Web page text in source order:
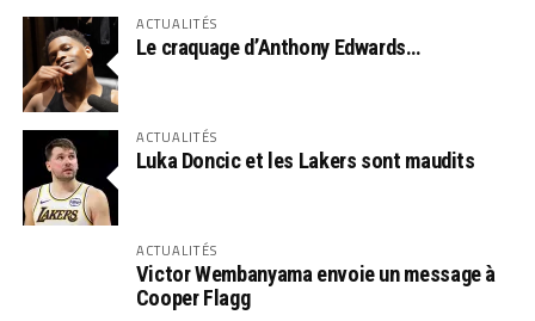
ACTUALITÉS
Le craquage d’Anthony Edwards…
ACTUALITÉS
Luka Doncic et les Lakers sont maudits
ACTUALITÉS
Victor Wembanyama envoie un message à
Cooper Flagg